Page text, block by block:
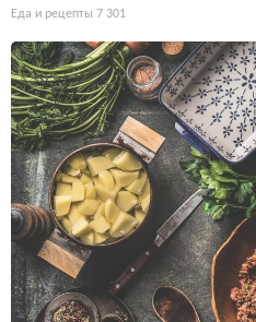
Еда и рецепты 7 301